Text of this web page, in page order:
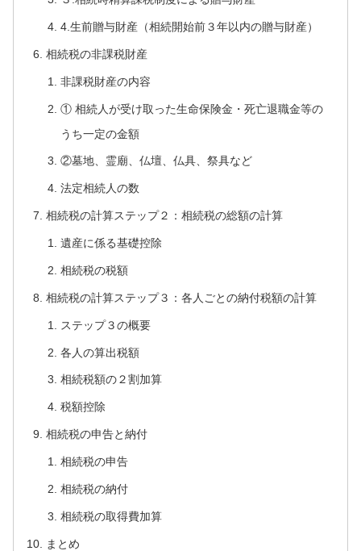
4.生前贈与財産（相続開始前３年以内の贈与財産）
相続税の非課税財産
非課税財産の内容
① 相続人が受け取った生命保険金・死亡退職金等の
うち一定の金額
②墓地、霊廟、仏壇、仏具、祭具など
法定相続人の数
相続税の計算ステップ２：相続税の総額の計算
遺産に係る基礎控除
相続税の税額
相続税の計算ステップ３：各人ごとの納付税額の計算
ステップ３の概要
各人の算出税額
相続税額の２割加算
税額控除
相続税の申告と納付
相続税の申告
相続税の納付
相続税の取得費加算
まとめ